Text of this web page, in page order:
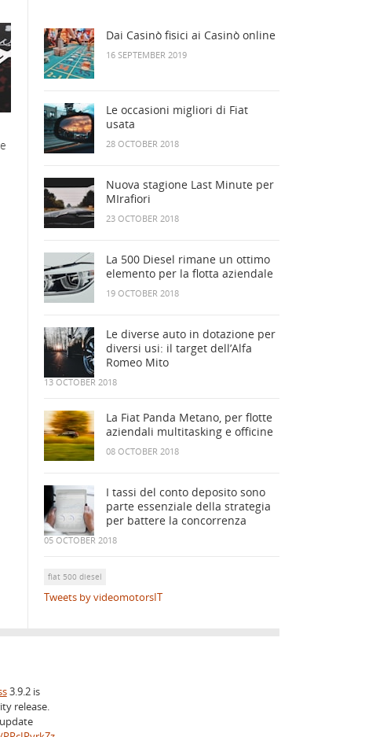
Dai Casinò fisici ai Casinò online
16 SEPTEMBER 2019
Le occasioni migliori di Fiat
usata
28 OCTOBER 2018
Nuova stagione Last Minute per
MIrafiori
23 OCTOBER 2018
La 500 Diesel rimane un ottimo
elemento per la flotta aziendale
19 OCTOBER 2018
Le diverse auto in dotazione per
diversi usi: il target dell’Alfa
Romeo Mito
13 OCTOBER 2018
La Fiat Panda Metano, per flotte
aziendali multitasking e officine
08 OCTOBER 2018
I tassi del conto deposito sono
parte essenziale della strategia
per battere la concorrenza
05 OCTOBER 2018
fiat 500 diesel
Tweets by videomotorsIT
3.9.2 is
release.